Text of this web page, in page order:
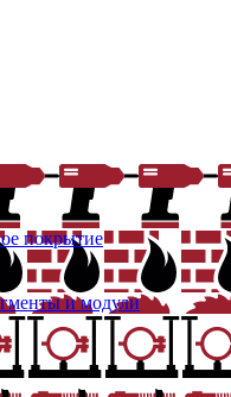
покрытие
и модули